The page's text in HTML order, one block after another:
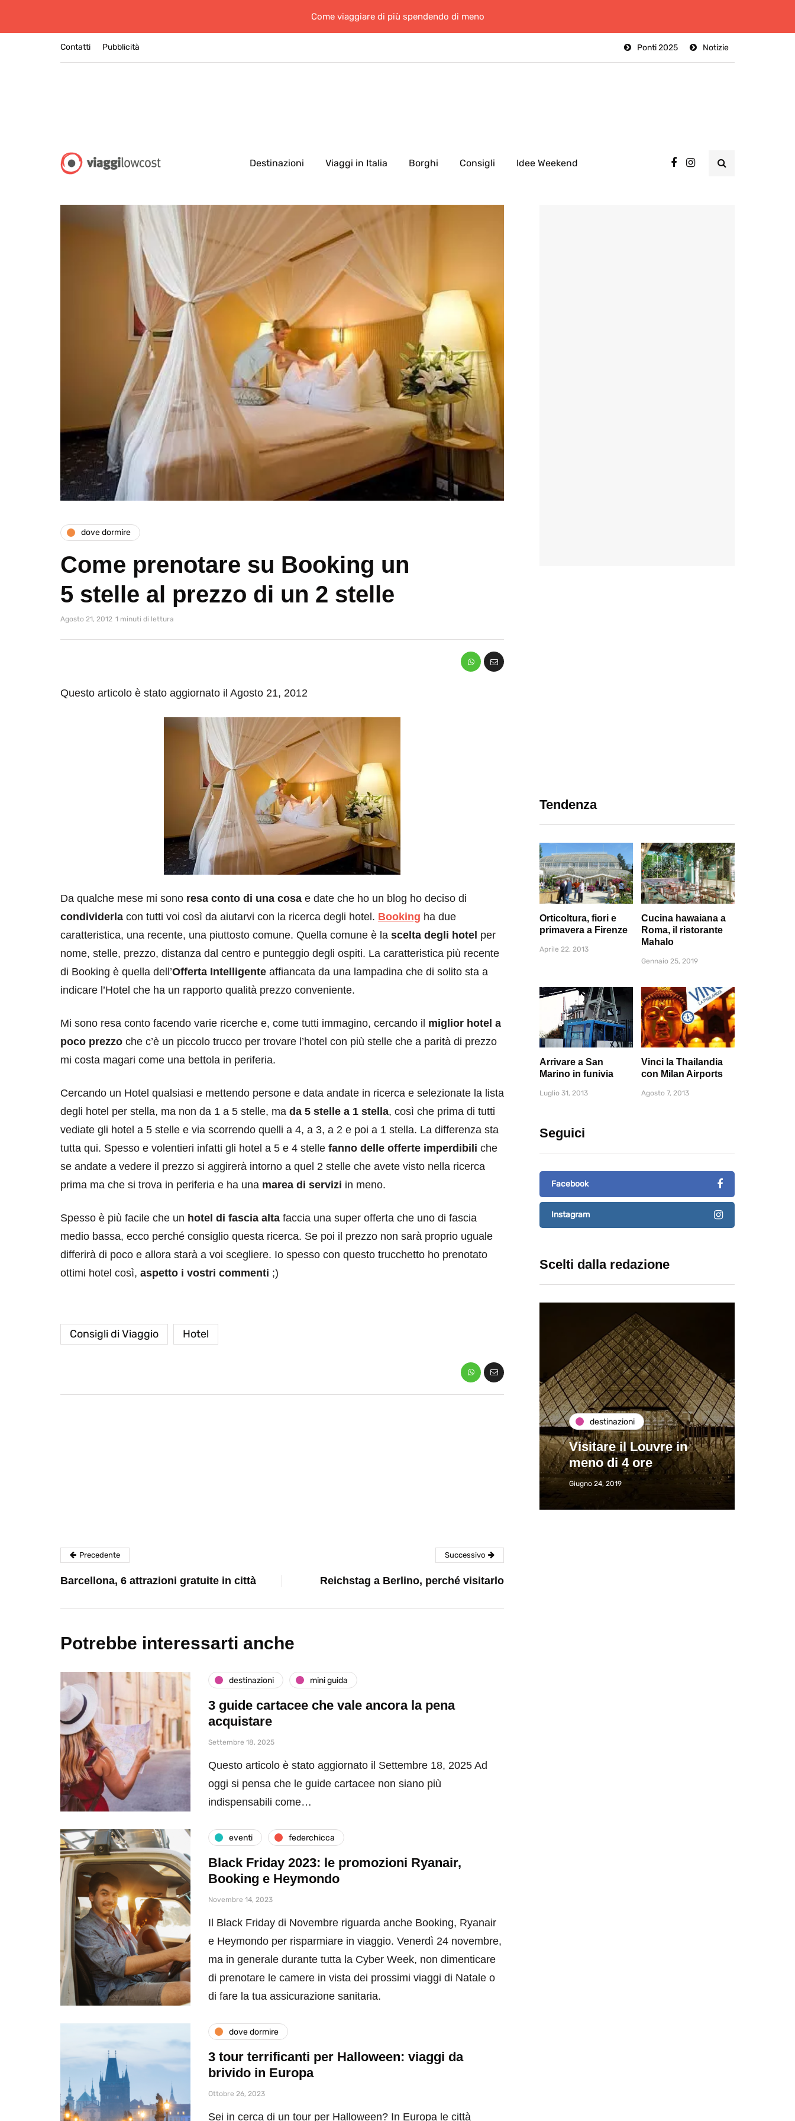
Come viaggiare di più spendendo di meno
Contatti Notizie
Ponti 2025
Pubblicità
Destinazioni Viaggi in Italia Borghi Consigli Idee Weekend
dove dormire
Come prenotare su Booking un
5 stelle al prezzo di un 2 stelle
Agosto 21, 2012 1 minuti di lettura
Questo articolo è stato aggiornato il Agosto 21, 2012
Da qualche mese mi sono resa conto di una cosa e date che ho un blog ho deciso di
condividerla con tutti voi così da aiutarvi con la ricerca degli hotel. Booking ha due
caratteristica, una recente, una piuttosto comune. Quella comune è la scelta degli hotel per
nome, stelle, prezzo, distanza dal centro e punteggio degli ospiti. La caratteristica più recente
di Booking è quella dell’Offerta Intelligente affiancata da una lampadina che di solito sta a
indicare l’Hotel che ha un rapporto qualità prezzo conveniente.
Mi sono resa conto facendo varie ricerche e, come tutti immagino, cercando il miglior hotel a
poco prezzo che c’è un piccolo trucco per trovare l’hotel con più stelle che a parità di prezzo
mi costa magari come una bettola in periferia.
Cercando un Hotel qualsiasi e mettendo persone e data andate in ricerca e selezionate la lista
degli hotel per stella, ma non da 1 a 5 stelle, ma da 5 stelle a 1 stella, così che prima di tutti
vediate gli hotel a 5 stelle e via scorrendo quelli a 4, a 3, a 2 e poi a 1 stella. La differenza sta
tutta qui. Spesso e volentieri infatti gli hotel a 5 e 4 stelle fanno delle offerte imperdibili che
se andate a vedere il prezzo si aggirerà intorno a quel 2 stelle che avete visto nella ricerca
prima ma che si trova in periferia e ha una marea di servizi in meno.
Spesso è più facile che un hotel di fascia alta faccia una super offerta che uno di fascia
medio bassa, ecco perché consiglio questa ricerca. Se poi il prezzo non sarà proprio uguale
differirà di poco e allora starà a voi scegliere. Io spesso con questo trucchetto ho prenotato
ottimi hotel così, aspetto i vostri commenti ;)
Consigli di Viaggio Hotel
Tendenza
Orticoltura, fiori e
primavera a Firenze
Aprile 22, 2013
Cucina hawaiana a
Roma, il ristorante
Mahalo
Gennaio 25, 2019
Arrivare a San
Marino in funivia
Luglio 31, 2013
Vinci la Thailandia
con Milan Airports
Agosto 7, 2013
Seguici
Facebook
Instagram
Scelti dalla redazione
destinazioni
Visitare il Louvre in
meno di 4 ore
Giugno 24, 2019
Precedente
Barcellona, 6 attrazioni gratuite in città
Successivo
Reichstag a Berlino, perché visitarlo
Potrebbe interessarti anche
destinazioni mini guida
3 guide cartacee che vale ancora la pena
acquistare
Settembre 18, 2025
Questo articolo è stato aggiornato il Settembre 18, 2025 Ad
oggi si pensa che le guide cartacee non siano più
indispensabili come…
eventi federchicca
Black Friday 2023: le promozioni Ryanair,
Booking e Heymondo
Novembre 14, 2023
Il Black Friday di Novembre riguarda anche Booking, Ryanair
e Heymondo per risparmiare in viaggio. Venerdì 24 novembre,
ma in generale durante tutta la Cyber Week, non dimenticare
di prenotare le camere in vista dei prossimi viaggi di Natale o
di fare la tua assicurazione sanitaria.
dove dormire
3 tour terrificanti per Halloween: viaggi da
brivido in Europa
Ottobre 26, 2023
Sei in cerca di un tour per Halloween? In Europa le città